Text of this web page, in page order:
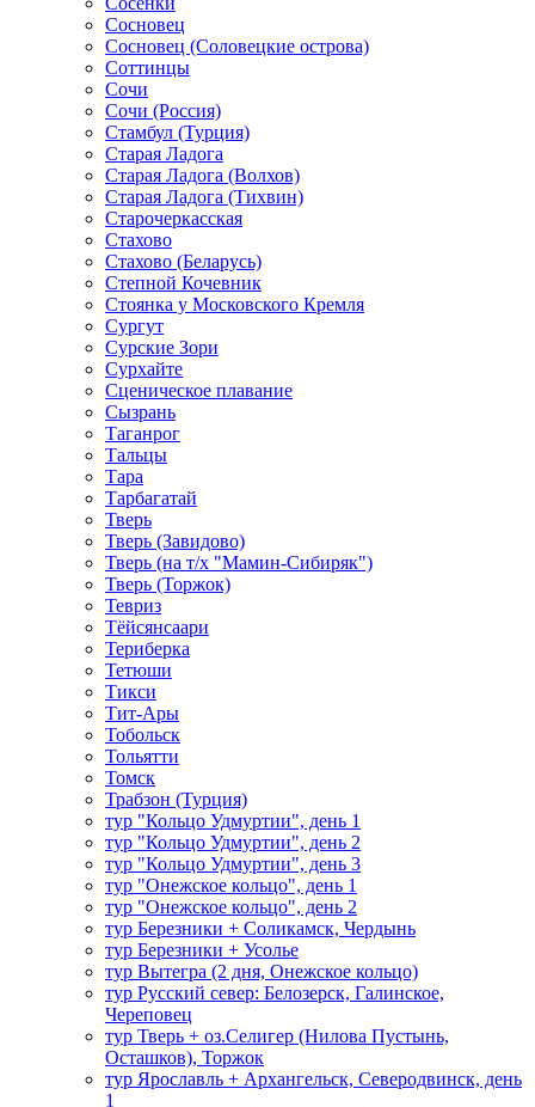
Сосновец
Сосновец (Соловецкие острова)
Соттинцы
Сочи
Сочи (Россия)
Стамбул (Турция)
Старая Ладога
Старая Ладога (Волхов)
Старая Ладога (Тихвин)
Старочеркасская
Стахово
Стахово (Беларусь)
Степной Кочевник
Стоянка у Московского Кремля
Сургут
Сурские Зори
Сурхайте
Сценическое плавание
Сызрань
Таганрог
Тальцы
Тара
Тарбагатай
Тверь
Тверь (Завидово)
Тверь (на т/х "Мамин-Сибиряк")
Тверь (Торжок)
Тевриз
Тёйсянсаари
Териберка
Тетюши
Тикси
Тит-Ары
Тобольск
Тольятти
Томск
Трабзон (Турция)
тур "Кольцо Удмуртии", день 1
тур "Кольцо Удмуртии", день 2
тур "Кольцо Удмуртии", день 3
тур "Онежское кольцо", день 1
тур "Онежское кольцо", день 2
тур Березники + Соликамск, Чердынь
тур Березники + Усолье
тур Вытегра (2 дня, Онежское кольцо)
тур Русский север: Белозерск, Галинское,
Череповец
тур Тверь + оз.Селигер (Нилова Пустынь,
Осташков), Торжок
тур Ярославль + Архангельск, Северодвинск, день
1